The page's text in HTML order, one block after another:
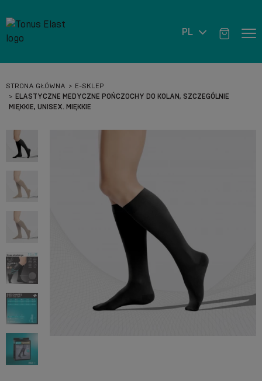
PL
STRONA GŁÓWNA
E-SKLEP
ELASTYCZNE MEDYCZNE POŃCZOCHY DO KOLAN, SZCZEGÓLNIE
MIĘKKIE, UNISEX. MIĘKKIE